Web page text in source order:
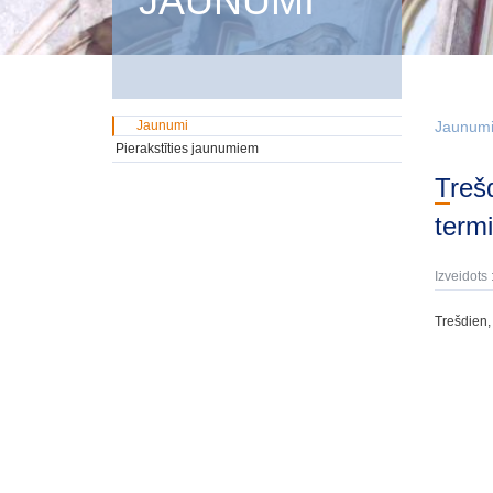
Jaunumi
Trešdien, 5. aprīlī, tika izsolīti GMTN vērtspapīri iekšējā tirgū ar dzēšanas
Izveidots
Jaunumi
Pierakstīties jaunumiem